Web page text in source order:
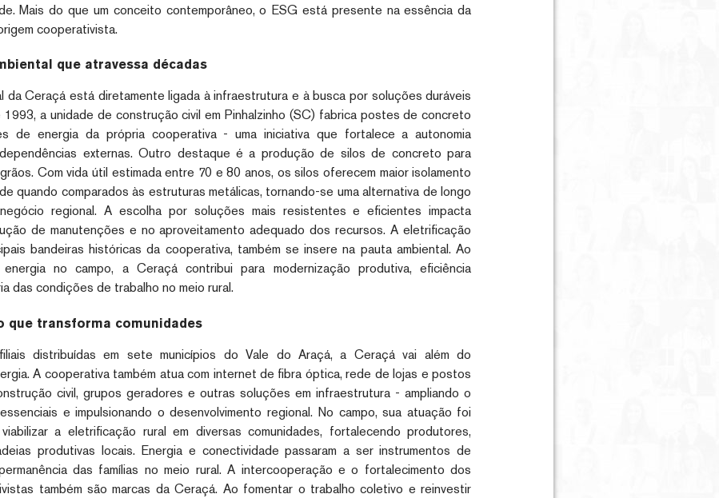
Mais do que um conceito contemporâneo, o ESG está presente na essência da
cooperativista.
que atravessa décadas
da Ceraçá está diretamente ligada à infraestrutura e à busca por soluções duráveis
a unidade de construção civil em Pinhalzinho (SC) fabrica postes de concreto
de energia da própria cooperativa - uma iniciativa que fortalece a autonomia
externas. Outro destaque é a produção de silos de concreto para
Com vida útil estimada entre 70 e 80 anos, os silos oferecem maior isolamento
quando comparados às estruturas metálicas, tornando-se uma alternativa de longo
regional. A escolha por soluções mais resistentes e eficientes impacta
de manutenções e no aproveitamento adequado dos recursos. A eletrificação
bandeiras históricas da cooperativa, também se insere na pauta ambiental. Ao
no campo, a Ceraçá contribui para modernização produtiva, eficiência
das condições de trabalho no meio rural.
que transforma comunidades
distribuídas em sete municípios do Vale do Araçá, a Ceraçá vai além do
A cooperativa também atua com internet de fibra óptica, rede de lojas e postos
civil, grupos geradores e outras soluções em infraestrutura - ampliando o
e impulsionando o desenvolvimento regional. No campo, sua atuação foi
a eletrificação rural em diversas comunidades, fortalecendo produtores,
produtivas locais. Energia e conectividade passaram a ser instrumentos de
das famílias no meio rural. A intercooperação e o fortalecimento dos
também são marcas da Ceraçá. Ao fomentar o trabalho coletivo e reinvestir